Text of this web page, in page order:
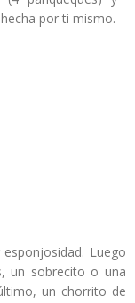
por ti mismo.
Luego
un sobrecito o una
un chorrito de